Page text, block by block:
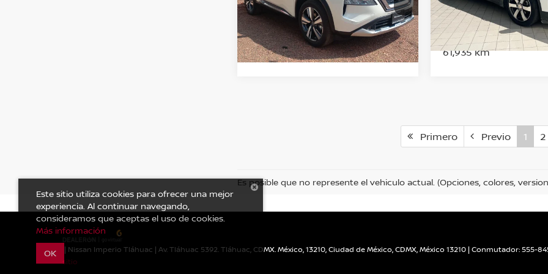
VIN:JN8AT3MTXRW014505
Valores:SI000000000000004304
20 km Ext. Int.
OBTÉN UNA COTIZACIÓN
Nissan Imperio Coapa
VIN: 1GNER8KW4PJ242409
Valores:
61,935 km
OBTÉN UNA
Primero Previo 1 2
Es posible que no represente el vehiculo actual. (Opciones, colores,
| Nissan Imperio Tláhuac | Av. Tláhuac 5392. Tláhuac, CDMX. México, 13210,Ciudad de México,CDMX,México 13210 | Conmutador:555-
sitio
Este sitio utiliza cookies para ofrecer una mejor
experiencia. Al continuar navegando,
consideramos que aceptas el uso de cookies.
Más información
OK